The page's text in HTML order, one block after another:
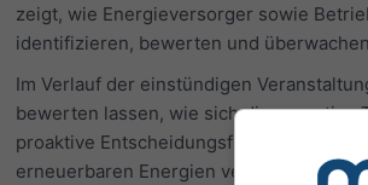
zeigt, wie Energieversorger sowie
identifizieren, bewerten und
Im Verlauf der einstündigen
bewerten lassen, wie sich die
proaktive Entscheidungsfindung und
erneuerbaren Energien